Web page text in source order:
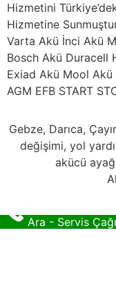
Hizmetini
Hizmetine
Varta Akü İnci Akü
Bosch Akü Duracell
Exiad Akü Mool Akü
AGM EFB START
Gebze, Darıca,
değişimi, yol
akücü
Ara - Servis